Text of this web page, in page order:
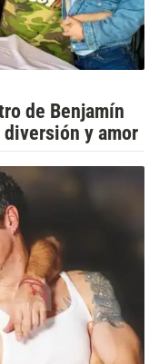
de Benjamín
y amor